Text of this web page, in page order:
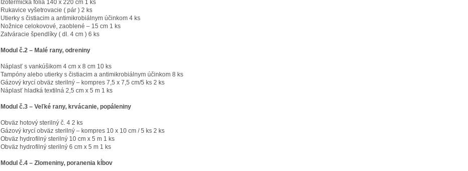
Izotermická fólia 140 x 220 cm 1 ks
Rukavice vyšetrovacie ( pár ) 2 ks
Utierky s čistiacim a antimikrobiálnym účinkom 4 ks
Nožnice celokovové, zaoblené – 15 cm 1 ks
Zatváracie špendlíky ( dl. 4 cm ) 6 ks
Modul č.2 – Malé rany, odreniny
Náplasť s vankúšikom 4 cm x 8 cm 10 ks
Tampóny alebo utierky s čistiacim a antimikrobiálnym účinkom 8 ks
Gázový krycí obväz sterilný – kompres 7,5 x 7,5 cm/5 ks 2 ks
Náplasť hladká textilná 2,5 cm x 5 m 1 ks
Modul č.3 – Veľké rany, krvácanie, popáleniny
Obväz hotový sterilný č. 4 2 ks
Gázový krycí obväz sterilný – kompres 10 x 10 cm / 5 ks 2 ks
Obväz hydrofilný sterilný 10 cm x 5 m 1 ks
Obväz hydrofilný sterilný 6 cm x 5 m 1 ks
Modul č.4 – Zlomeniny, poranenia kĺbov